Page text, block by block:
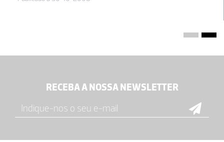
RECEBA A NOSSA NEWSLETTER